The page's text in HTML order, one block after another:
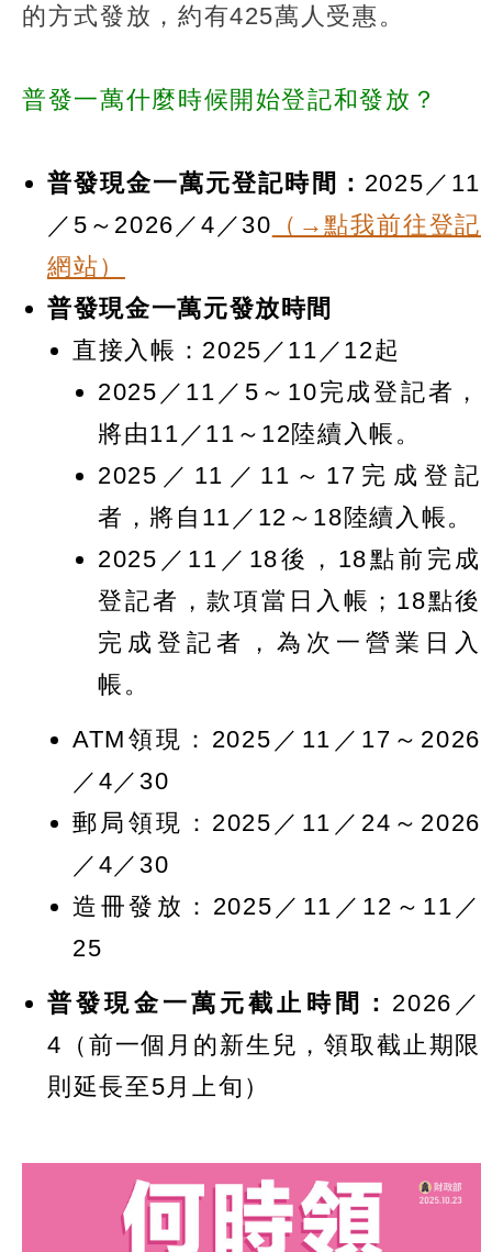
的方式發放，約有425萬人受惠。
普發一萬什麼時候開始登記和發放？
普發現金一萬元登記時間： 2025／11
／5～2026／4／30 （→點我前往登記
網站）
普發現金一萬元發放時間
直接入帳：2025／11／12起
2025／11／5～10完成登記者，
將由11／11～12陸續入帳。
2025／11／11～17完成登記
者，將自11／12～18陸續入帳。
2025／11／18後，18點前完成
登記者，款項當日入帳；18點後
完成登記者，為次一營業日入
帳。
ATM領現：2025／11／17～2026
／4／30
郵局領現：2025／11／24～2026
／4／30
造冊發放：2025／11／12～11／
25
普發現金一萬元截止時間： 2026／
4（前一個月的新生兒，領取截止期限
則延長至5月上旬）